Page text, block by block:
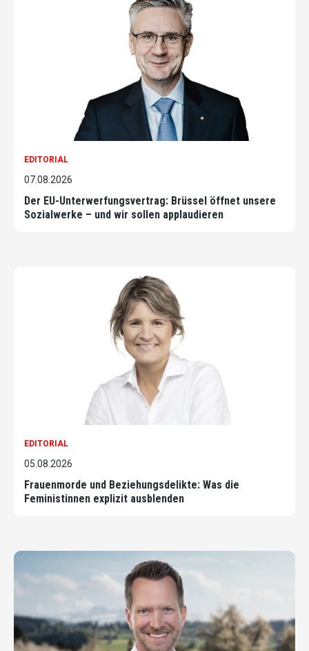
EDITORIAL
07.08.2026
Der EU-Unterwerfungsvertrag: Brüssel öffnet unsere
Sozialwerke – und wir sollen applaudieren
EDITORIAL
05.08.2026
Frauenmorde und Beziehungsdelikte: Was die
Feministinnen explizit ausblenden